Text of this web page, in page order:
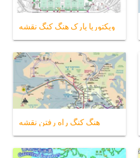
ویکتوریا پارک هنگ کنگ نقشه
هنگ کنگ راه رفتن نقشه